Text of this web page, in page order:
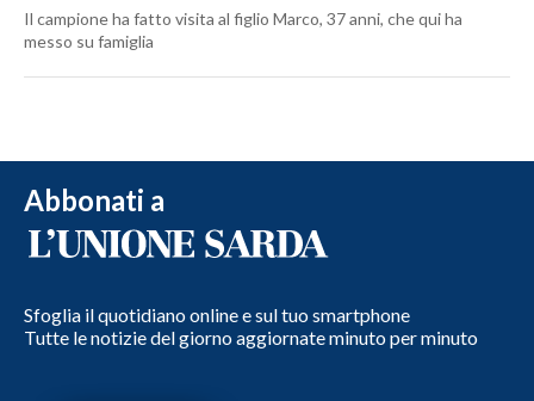
Il campione ha fatto visita al figlio Marco, 37 anni, che qui ha
messo su famiglia
Abbonati a
Sfoglia il quotidiano online e sul tuo smartphone
Tutte le notizie del giorno aggiornate minuto per minuto